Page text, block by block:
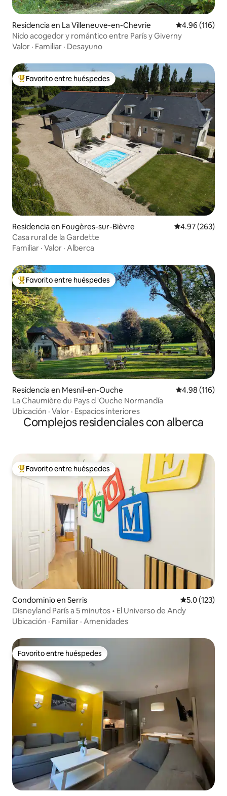
Residencia en La Villeneuve-en-Chevrie Calificación
4.96 (116)
Nido acogedor y romántico entre París y Giverny
Valor · Familiar · Desayuno
De los mejores en Favorito entre huéspedes
Favorito entre huéspedes
Residencia en Fougères-sur-Bièvre Calificación
4.97 (263)
Casa rural de la Gardette
Familiar · Valor · Alberca
De los mejores en Favorito entre huéspedes
Favorito entre huéspedes
Residencia en Mesnil-en-Ouche Calificación
4.98 (116)
La Chaumière du Pays d 'Ouche Normandía
Ubicación · Valor · Espacios interiores
Complejos residenciales con alberca
De los mejores en Favorito entre huéspedes
Favorito entre huéspedes
Condominio en Serris Calificación
5.0 (123)
Disneyland París a 5 minutos • El Universo de Andy
Ubicación · Familiar · Amenidades
Favorito entre huéspedes
Favorito entre huéspedes